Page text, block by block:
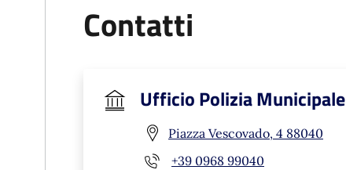
Contatti
Ufficio Polizia Municipale
Piazza Vescovado, 4 88040
+39 0968 99040